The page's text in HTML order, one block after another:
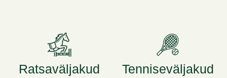
Ratsaväljakud Tenniseväljakud